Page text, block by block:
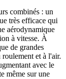
combinés : un
très efficace qui
aérodynamique
à vitesse. À
de grandes
et à l'air.
avec le
même sur une